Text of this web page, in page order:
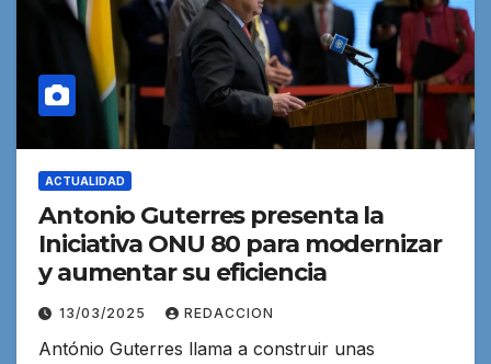
ACTUALIDAD
Antonio Guterres presenta la
Iniciativa ONU 80 para modernizar
y aumentar su eficiencia
13/03/2025 REDACCION
António Guterres llama a construir unas